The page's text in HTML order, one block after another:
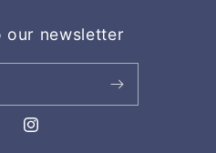
our newsletter
Instagram